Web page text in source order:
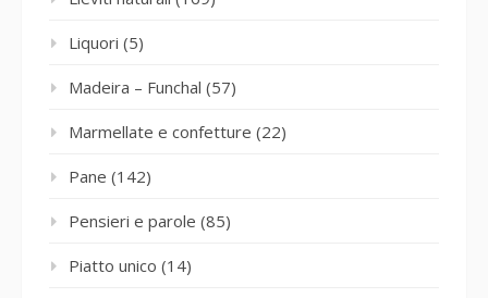
Liquori (5)
Madeira – Funchal (57)
Marmellate e confetture (22)
Pane (142)
Pensieri e parole (85)
Piatto unico (14)